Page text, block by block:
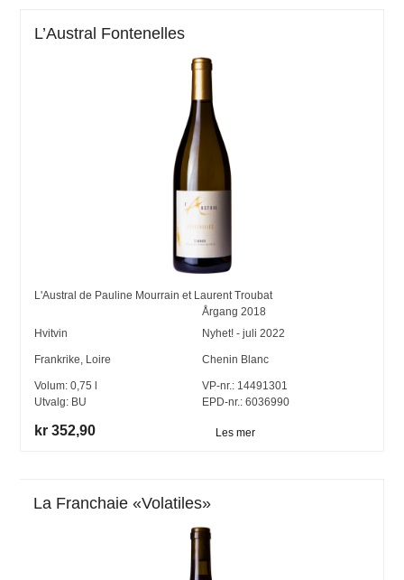
L’Austral Fontenelles
L'Austral de Pauline Mourrain et Laurent Troubat
Årgang 2018
Hvitvin
Nyhet! - juli 2022
Frankrike, Loire Chenin Blanc
Volum:0,75 l
Utvalg: BU
VP-nr.: 14491301
EPD-nr.: 6036990
kr 352,90 Les mer
La Franchaie «Volatiles»